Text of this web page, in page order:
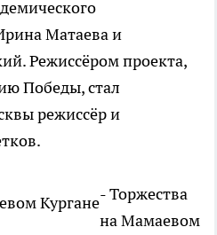
Матаева и
Режиссёром проекта,
Победы, стал
режиссёр и
- Торжества
на Мамаевом